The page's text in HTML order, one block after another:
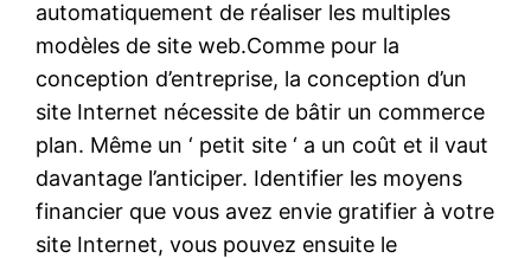
automatiquement de réaliser les multiples
modèles de site web.Comme pour la
conception d’entreprise, la conception d’un
site Internet nécessite de bâtir un commerce
plan. Même un ‘ petit site ‘ a un coût et il vaut
davantage l’anticiper. Identifier les moyens
financier que vous avez envie gratifier à votre
site Internet, vous pouvez ensuite le